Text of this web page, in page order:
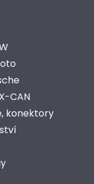
CAN
konektory